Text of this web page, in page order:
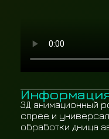
3Д анимационный
спрее и
обработки днища